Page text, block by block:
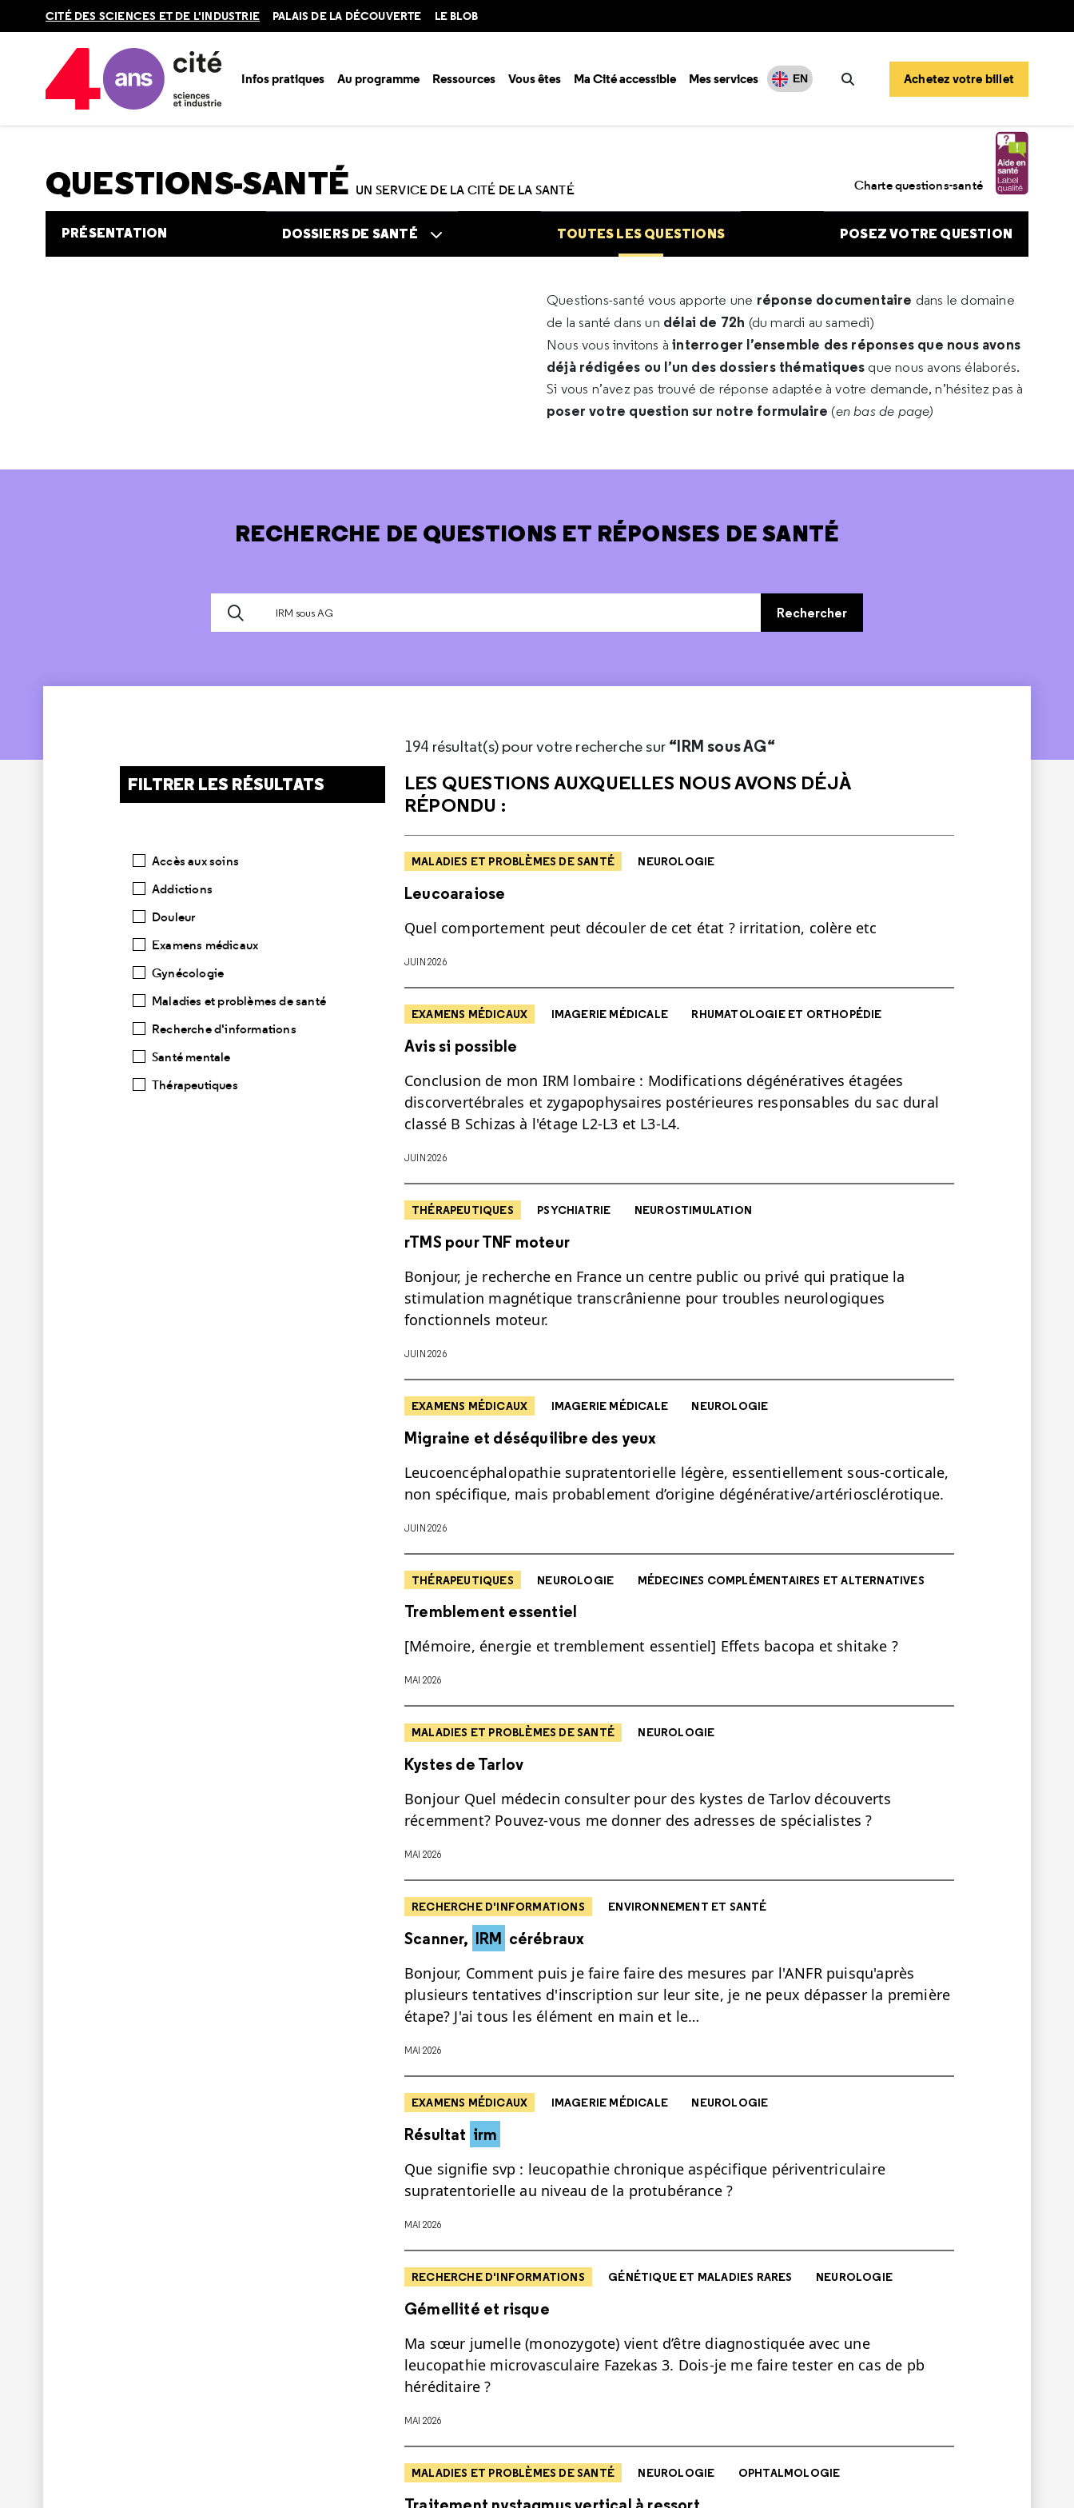
en
CITÉ DES SCIENCES ET DE L'INDUSTRIE PALAIS DE LA DÉCOUVERTE LE BLOB
Infos pratiques Au programme Ressources Vous êtes Ma Cité accessible Mes services EN
Rechercher
Achetez votre billet
Accueil Au programme
QUESTIONS-SANTÉ UN SERVICE DE LA CITÉ DE LA SANTÉ Charte questions-santé
PRÉSENTATION DOSSIERS DE SANTÉ TOUTES LES QUESTIONS POSEZ VOTRE QUESTION
Questions-santé vous apporte une réponse documentaire dans le domaine
de la santé dans un délai de 72h (du mardi au samedi)
Nous vous invitons àinterroger l’ensemble des réponses que nous avons
déjà rédigées ou l’un des dossiers thématiques que nous avons élaborés.
Si vous n’avez pas trouvé de réponse adaptée à votre demande, n’hésitez pas à
poser votre question sur notre formulaire (en bas de page)
RECHERCHE DE QUESTIONS ET RÉPONSES DE SANTÉ
Rechercher
FILTRER LES RÉSULTATS
Accès aux soins
Addictions
Douleur
Examens médicaux
Gynécologie
Maladies et problèmes de santé
Recherche d'informations
Santé mentale
Thérapeutiques
194 résultat(s) pour votre recherche sur “IRM sous AG“
LES QUESTIONS AUXQUELLES NOUS AVONS DÉJÀ
RÉPONDU :
MALADIES ET PROBLÈMES DE SANTÉ NEUROLOGIE
Leucoaraiose
Quel comportement peut découler de cet état ? irritation, colère etc
JUIN 2026
EXAMENS MÉDICAUX IMAGERIE MÉDICALE RHUMATOLOGIE ET ORTHOPÉDIE
Avis si possible
Conclusion de mon IRM lombaire : Modifications dégénératives étagées
discorvertébrales et zygapophysaires postérieures responsables du sac dural
classé B Schizas à l'étage L2-L3 et L3-L4.
JUIN 2026
THÉRAPEUTIQUES PSYCHIATRIE NEUROSTIMULATION
rTMS pour TNF moteur
Bonjour, je recherche en France un centre public ou privé qui pratique la
stimulation magnétique transcrânienne pour troubles neurologiques
fonctionnels moteur.
JUIN 2026
EXAMENS MÉDICAUX IMAGERIE MÉDICALE NEUROLOGIE
Migraine et déséquilibre des yeux
Leucoencéphalopathie supratentorielle légère, essentiellement sous-corticale,
non spécifique, mais probablement d’origine dégénérative/artériosclérotique.
JUIN 2026
THÉRAPEUTIQUES NEUROLOGIE MÉDECINES COMPLÉMENTAIRES ET ALTERNATIVES
Tremblement essentiel
[Mémoire, énergie et tremblement essentiel] Effets bacopa et shitake ?
MAI 2026
MALADIES ET PROBLÈMES DE SANTÉ NEUROLOGIE
Kystes de Tarlov
Bonjour Quel médecin consulter pour des kystes de Tarlov découverts
récemment? Pouvez-vous me donner des adresses de spécialistes ?
MAI 2026
RECHERCHE D'INFORMATIONS ENVIRONNEMENT ET SANTÉ
Scanner, IRM cérébraux
Bonjour, Comment puis je faire faire des mesures par l'ANFR puisqu'après
plusieurs tentatives d'inscription sur leur site, je ne peux dépasser la première
étape? J'ai tous les élément en main et le…
MAI 2026
EXAMENS MÉDICAUX IMAGERIE MÉDICALE NEUROLOGIE
Résultat irm
Que signifie svp : leucopathie chronique aspécifique périventriculaire
supratentorielle au niveau de la protubérance ?
MAI 2026
RECHERCHE D'INFORMATIONS GÉNÉTIQUE ET MALADIES RARES NEUROLOGIE
Gémellité et risque
Ma sœur jumelle (monozygote) vient d’être diagnostiquée avec une
leucopathie microvasculaire Fazekas 3. Dois-je me faire tester en cas de pb
héréditaire ?
MAI 2026
MALADIES ET PROBLÈMES DE SANTÉ NEUROLOGIE OPHTALMOLOGIE